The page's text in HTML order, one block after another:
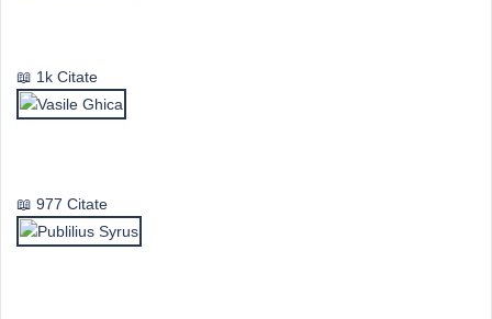
1k Citate
977 Citate